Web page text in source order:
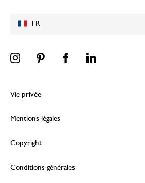
FR
Vie privée
Mentions légales
Copyright
Conditions générales